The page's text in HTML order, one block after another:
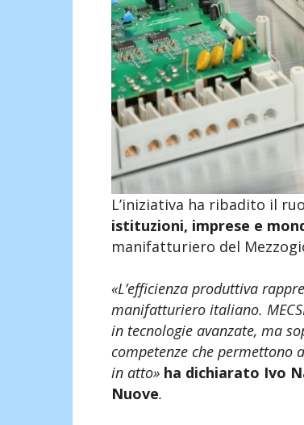
L’iniziativa ha ribadito il
istituzioni, imprese e
manifatturiero del
«L’efficienza produttiva
manifatturiero italiano.
in tecnologie avanzate, ma
competenze che permettono
in atto» ha dichiarato Ivo
Nuove.